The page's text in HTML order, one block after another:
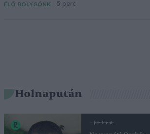
ÉLŐ BOLYGÓNK 5 perc
Holnapután